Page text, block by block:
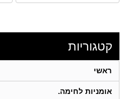
קטגוריות
ראשי
אומניות לחימה.